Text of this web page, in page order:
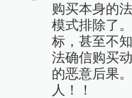
购买本身的
模式排除了
标，甚至不
法确信购买
的恶意后果
人！！